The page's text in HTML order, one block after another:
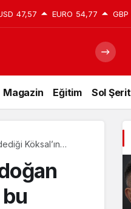
47,57 EURO 54,77 GBP
Magazin Eğitim Sol Şerit
Köksal’ın